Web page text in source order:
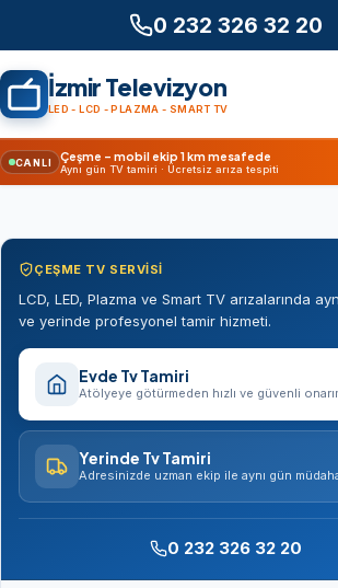
0 232 326 32 20
İzmir Televizyon
LED - LCD - PLAZMA - SMART TV
CANLI Çeşme – mobil ekip 1 km mesafede
Aynı gün TV tamiri · Ücretsiz arıza tespiti
ÇEŞME TV SERVISI
LCD, LED, Plazma ve Smart TV arızalarında
ve yerinde profesyonel tamir hizmeti.
Evde Tv Tamiri
Atölyeye götürmeden hızlı ve güvenli
Yerinde Tv Tamiri
Adresinizde uzman ekip ile aynı gün
0 232 326 32 20